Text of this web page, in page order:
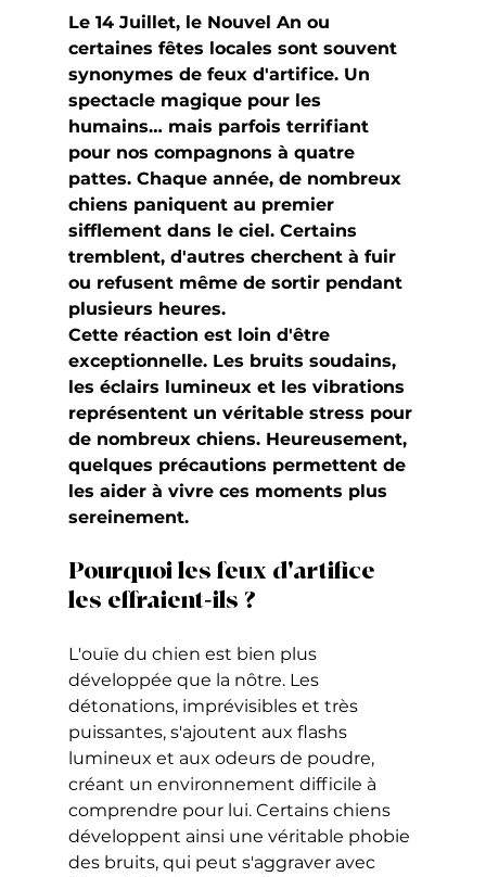
Le 14 Juillet, le Nouvel An ou
certaines fêtes locales sont souvent
synonymes de feux d'artifice. Un
spectacle magique pour les
humains… mais parfois terrifiant
pour nos compagnons à quatre
pattes. Chaque année, de nombreux
chiens paniquent au premier
sifflement dans le ciel. Certains
tremblent, d'autres cherchent à fuir
ou refusent même de sortir pendant
plusieurs heures.
Cette réaction est loin d'être
exceptionnelle. Les bruits soudains,
les éclairs lumineux et les vibrations
représentent un véritable stress pour
de nombreux chiens. Heureusement,
quelques précautions permettent de
les aider à vivre ces moments plus
sereinement.
Pourquoi les feux d'artifice
les effraient-ils ?
L'ouïe du chien est bien plus
développée que la nôtre. Les
détonations, imprévisibles et très
puissantes, s'ajoutent aux flashs
lumineux et aux odeurs de poudre,
créant un environnement difficile à
comprendre pour lui. Certains chiens
développent ainsi une véritable phobie
des bruits, qui peut s'aggraver avec